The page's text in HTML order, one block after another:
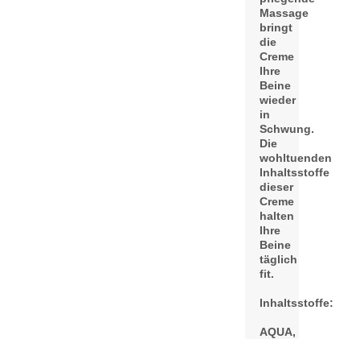
Massage
bringt
die
Creme
Ihre
Beine
wieder
in
Schwung.
Die
wohltuenden
Inhaltsstoffe
dieser
Creme
halten
Ihre
Beine
täglich
fit.
Inhaltsstoffe:
AQUA,